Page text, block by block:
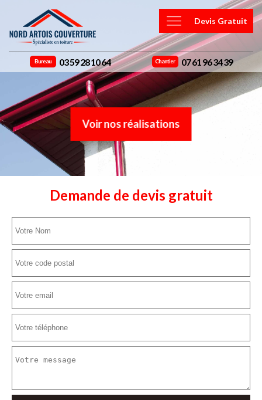
Devis Gratuit
Bureau 03 59 28 10 64 Chantier 07 61 96 34 39
Voir nos réalisations
Demande de devis gratuit